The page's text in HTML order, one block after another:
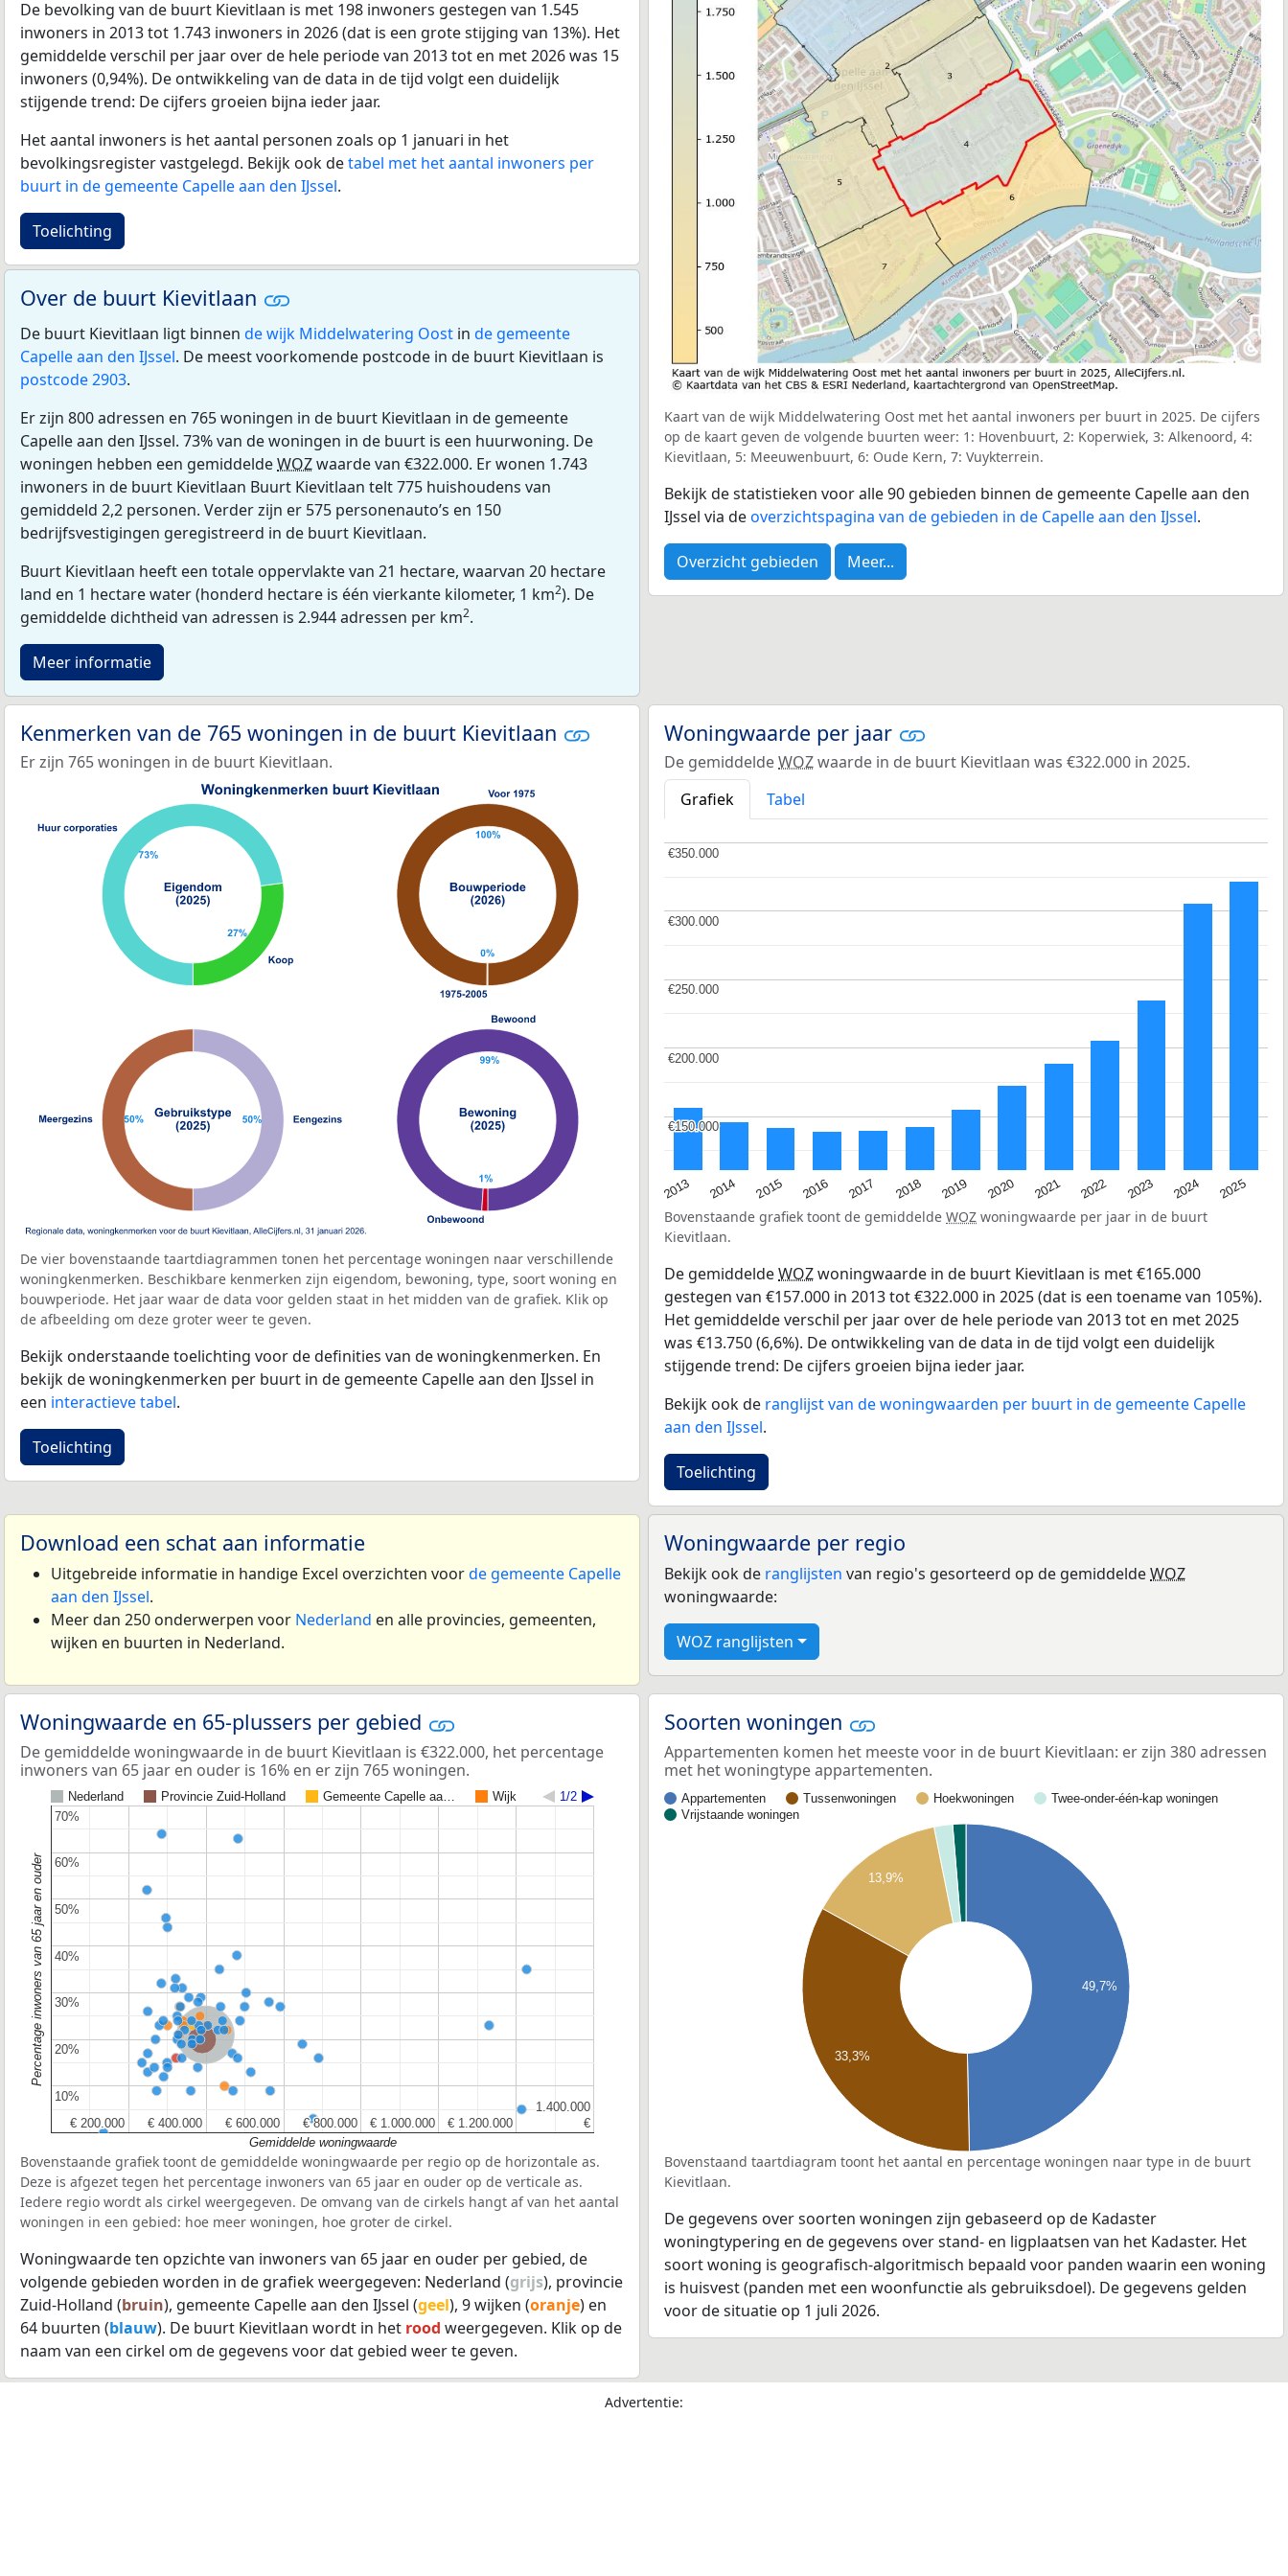
De bevolking van de buurt Kievitlaan is met 198 inwoners gestegen van 1.545
inwoners in 2013 tot 1.743 inwoners in 2026 (dat is een grote stijging van 13%). Het
gemiddelde verschil per jaar over de hele periode van 2013 tot en met 2026 was 15
inwoners (0,94%). De ontwikkeling van de data in de tijd volgt een duidelijk
stijgende trend: De cijfers groeien bijna ieder jaar.
Het aantal inwoners is het aantal personen zoals op 1 januari in het
bevolkingsregister vastgelegd. Bekijk ook detabel met het aantal inwoners per
buurt in de gemeente Capelle aan den IJssel.
Toelichting
Over de buurt Kievitlaan
De buurt Kievitlaan ligt binnen de wijk Middelwatering Oost in de gemeente
Capelle aan den IJssel. De meest voorkomende postcode in de buurt Kievitlaan is
postcode 2903.
Er zijn 800 adressen en 765 woningen in de buurt Kievitlaan in de gemeente
Capelle aan den IJssel. 73% van de woningen in de buurt is een huurwoning. De
woningen hebben een gemiddeldeWOZwaarde van €322.000. Er wonen 1.743
inwoners in de buurt Kievitlaan Buurt Kievitlaan telt 775 huishoudens van
gemiddeld 2,2 personen. Verder zijn er 575 personenauto’s en 150
bedrijfsvestigingen geregistreerd in de buurt Kievitlaan.
Buurt Kievitlaan heeft een totale oppervlakte van 21 hectare, waarvan 20 hectare
land en 1 hectare water (honderd hectare is één vierkante kilometer, 1 km2). De
gemiddelde dichtheid van adressen is 2.944 adressen per km2.
Meer informatie
Kaart van de wijk Middelwatering Oost met het aantal inwoners per buurt in 2025. De cijfers
op de kaart geven de volgende buurten weer: 1: Hovenbuurt, 2: Koperwiek, 3: Alkenoord, 4:
Kievitlaan, 5: Meeuwenbuurt, 6: Oude Kern, 7: Vuykterrein.
Bekijk de statistieken voor alle 90 gebieden binnen de gemeente Capelle aan den
IJssel via deoverzichtspagina van de gebieden in de Capelle aan den IJssel.
Overzicht gebieden Meer...
Kenmerken van de 765 woningen in de buurt Kievitlaan
Er zijn 765 woningen in de buurt Kievitlaan.
De vier bovenstaande taartdiagrammen tonen het percentage woningen naar verschillende
woningkenmerken. Beschikbare kenmerken zijn eigendom, bewoning, type, soort woning en
bouwperiode. Het jaar waar de data voor gelden staat in het midden van de grafiek. Klik op
de afbeelding om deze groter weer te geven.
Bekijk onderstaande toelichting voor de definities van de woningkenmerken. En
bekijk de woningkenmerken per buurt in de gemeente Capelle aan den IJssel in
een interactieve tabel.
Toelichting
Woningwaarde per jaar
De gemiddeldeWOZwaarde in de buurt Kievitlaan was €322.000 in 2025.
Grafiek
Tabel
2013 2014 2015 2016 2017 2018 2019 2020 2021 2022 2023 2024 2025
€150.000
€150.000
€200.000
€200.000
€250.000
€250.000
€300.000
€300.000
€350.000
€350.000
Bovenstaande grafiek toont de gemiddelde WOZ woningwaarde per jaar in de buurt
Kievitlaan.
De gemiddeldeWOZwoningwaarde in de buurt Kievitlaan is met €165.000
gestegen van €157.000 in 2013 tot €322.000 in 2025 (dat is een toename van 105%).
Het gemiddelde verschil per jaar over de hele periode van 2013 tot en met 2025
was €13.750 (6,6%). De ontwikkeling van de data in de tijd volgt een duidelijk
stijgende trend: De cijfers groeien bijna ieder jaar.
Bekijk ook de ranglijst van de woningwaarden per buurt in de gemeente Capelle
aan den IJssel.
Toelichting
Download een schat aan informatie
Uitgebreide informatie in handige Excel overzichten voorde gemeente Capelle
aan den IJssel.
Meer dan 250 onderwerpen voor Nederland en alle provincies, gemeenten,
wijken en buurten in Nederland.
Woningwaarde per regio
Bekijk ook de ranglijsten van regio's gesorteerd op de gemiddeldeWOZ
woningwaarde:
WOZ ranglijsten
Woningwaarde en 65-plussers per gebied
De gemiddelde woningwaarde in de buurt Kievitlaan is €322.000, het percentage
inwoners van 65 jaar en ouder is 16% en er zijn 765 woningen.
Nederland Provincie Zuid-Holland Gemeente Capelle aa… Wijk 1/2
Nederland
Provincie Zuid-Holland
€ 200.000
€ 200.000 € 400.000
€ 400.000 € 600.000
€ 600.000 € 800.000
€ 800.000 € 1.000.000
€ 1.000.000 € 1.200.000
€ 1.200.000 €
€
1.400.000
1.400.000
10%
10%
20%
20%
30%
30%
40%
40%
50%
50%
60%
60%
70%
70%
Gemiddelde woningwaarde
Percentage inwoners van 65 jaar en ouder
Bovenstaande grafiek toont de gemiddelde woningwaarde per regio op de horizontale as.
Deze is afgezet tegen het percentage inwoners van 65 jaar en ouder op de verticale as.
Iedere regio wordt als cirkel weergegeven. De omvang van de cirkels hangt af van het aantal
woningen in een gebied: hoe meer woningen, hoe groter de cirkel.
Woningwaarde ten opzichte van inwoners van 65 jaar en ouder per gebied, de
volgende gebieden worden in de grafiek weergegeven: Nederland (grijs), provincie
Zuid-Holland (bruin), gemeente Capelle aan den IJssel (geel), 9 wijken (oranje) en
64 buurten (blauw). De buurt Kievitlaan wordt in het rood weergegeven. Klik op de
naam van een cirkel om de gegevens voor dat gebied weer te geven.
Soorten woningen
Appartementen komen het meeste voor in de buurt Kievitlaan: er zijn 380 adressen
met het woningtype appartementen.
Appartementen Tussenwoningen Hoekwoningen
Twee-onder-één-kap woningen
Vrijstaande woningen
49,7%
13,9%
33,3%
Bovenstaand taartdiagram toont het aantal en percentage woningen naar type in de buurt
Kievitlaan.
De gegevens over soorten woningen zijn gebaseerd op de Kadaster
woningtypering en de gegevens over stand- en ligplaatsen van het Kadaster. Het
soort woning is geografisch-algoritmisch bepaald voor panden waarin een woning
is huisvest (panden met een woonfunctie als gebruiksdoel). De gegevens gelden
voor de situatie op 1 juli 2026.
Advertentie: